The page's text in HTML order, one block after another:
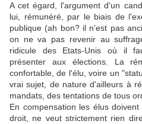
A cet égard, l'argument d'un
lui, rémunéré, par le biais de
publique (ah bon? il n'est pas
on ne va pas revenir au
ridicule des Etats-Unis où il
présenter aux élections. La
confortable, de l'élu, voire un
vrai sujet, de nature d'ailleurs à
mandats, des tentations de tous
En compensation les élus
droit, ne veut strictement rien